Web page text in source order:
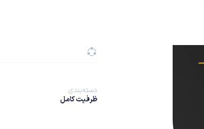
دسته‌بندی
ظرفیت کامل